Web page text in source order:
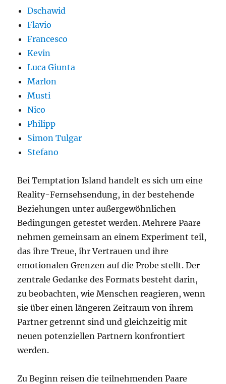
Dschawid
Flavio
Francesco
Kevin
Luca Giunta
Marlon
Musti
Nico
Philipp
Simon Tulgar
Stefano
Bei Temptation Island handelt es sich um eine
Reality-Fernsehsendung, in der bestehende
Beziehungen unter außergewöhnlichen
Bedingungen getestet werden. Mehrere Paare
nehmen gemeinsam an einem Experiment teil,
das ihre Treue, ihr Vertrauen und ihre
emotionalen Grenzen auf die Probe stellt. Der
zentrale Gedanke des Formats besteht darin,
zu beobachten, wie Menschen reagieren, wenn
sie über einen längeren Zeitraum von ihrem
Partner getrennt sind und gleichzeitig mit
neuen potenziellen Partnern konfrontiert
werden.
Zu Beginn reisen die teilnehmenden Paare